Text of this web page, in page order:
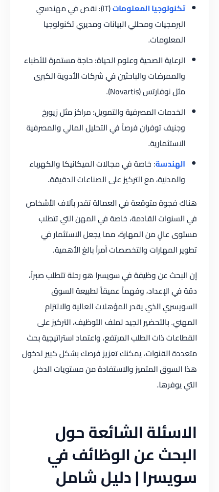
تكنولوجيا المعلومات
(IT): نقص في مهندسي
البرمجيات ومحللي البيانات ومديري تكنولوجيا
المعلومات.
الرعاية الصحية وعلوم الحياة: حاجة مستمرة للأطباء
والممرضات والباحثين في شركات الأدوية الكبرى
مثل نوفارتس (Novartis).
الخدمات المصرفية والتمويل: مراكز مثل زيورخ
وجنيف توفران فرصاً في التحليل المالي والمصرفية
الاستثمارية.
الهندسة: خاصة في مجالات الميكانيكا والكهرباء
والمدنية، مع التركيز على الصناعات الدقيقة.
هناك فجوة متوقعة في العمالة تقدر بآلاف الأشخاص
في السنوات القادمة، خاصة في المهن التي تتطلب
مستوى عالٍ من المهارة، مما يجعل الاستثمار في
تطوير المهارات والتخصصات أمراً بالغ الأهمية.
إن البحث عن وظيفة في سويسرا هو رحلة تتطلب صبراً،
دقة في الإعداد، وفهماً عميقاً لطبيعة السوق
السويسري الذي يقدر المؤهلات العالية والالتزام
المهني. بالتحضير الجيد لملف التوظيف، التركيز على
القطاعات ذات الطلب المرتفع، واعتماد استراتيجية بحث
متعددة القنوات، يمكنك تعزيز فرصك بشكل كبير لدخول
هذا السوق المتميز والاستفادة من مستويات الدخل
التي يوفرها.
الاسئلة الشائعة حول
البحث عن الوظائف في
سويسرا | دليل شامل